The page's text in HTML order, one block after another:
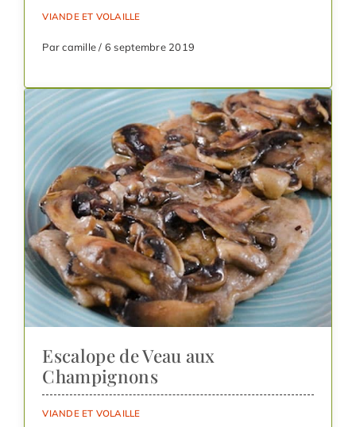
VIANDE ET VOLAILLE
Par camille / 6 septembre 2019
Escalope de Veau aux
Champignons
VIANDE ET VOLAILLE